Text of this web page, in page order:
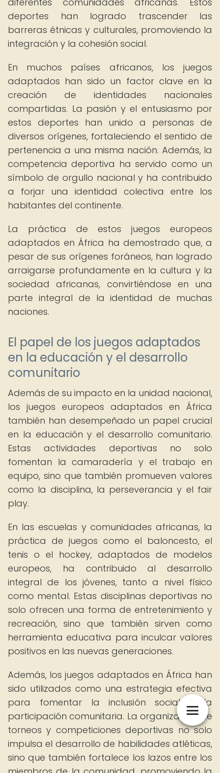
deportes han logrado trascender las
barreras étnicas y culturales, promoviendo la
integración y la cohesión social.
En muchos países africanos, los juegos
adaptados han sido un factor clave en la
creación de identidades nacionales
compartidas. La pasión y el entusiasmo por
estos deportes han unido a personas de
diversos orígenes, fortaleciendo el sentido de
pertenencia a una misma nación. Además, la
competencia deportiva ha servido como un
símbolo de orgullo nacional y ha contribuido
a forjar una identidad colectiva entre los
habitantes del continente.
La práctica de estos juegos europeos
adaptados en África ha demostrado que, a
pesar de sus orígenes foráneos, han logrado
arraigarse profundamente en la cultura y la
sociedad africanas, convirtiéndose en una
parte integral de la identidad de muchas
naciones.
El papel de los juegos adaptados
en la educación y el desarrollo
comunitario
Además de su impacto en la unidad nacional,
los juegos europeos adaptados en África
también han desempeñado un papel crucial
en la educación y el desarrollo comunitario.
Estas actividades deportivas no solo
fomentan la camaradería y el trabajo en
equipo, sino que también promueven valores
como la disciplina, la perseverancia y el fair
play.
En las escuelas y comunidades africanas, la
práctica de juegos como el baloncesto, el
tenis o el hockey, adaptados de modelos
europeos, ha contribuido al desarrollo
integral de los jóvenes, tanto a nivel físico
como mental. Estas disciplinas deportivas no
solo ofrecen una forma de entretenimiento y
recreación, sino que también sirven como
herramienta educativa para inculcar valores
positivos en las nuevas generaciones.
Además, los juegos adaptados en África han
sido utilizados como una estrategia efectiva
para fomentar la inclusión social y la
participación comunitaria. La organización de
torneos y competiciones deportivas no solo
impulsa el desarrollo de habilidades atléticas,
sino que también fortalece los lazos entre los